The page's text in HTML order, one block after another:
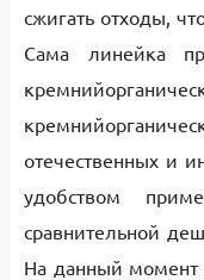
сжигать отходы,
Сама линейка
отечественных и
удобством
сравнительной
На данный момент